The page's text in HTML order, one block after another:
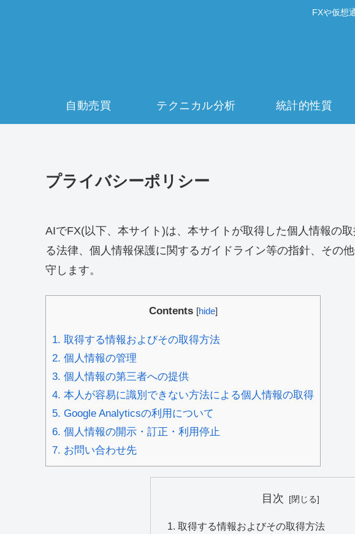
FXや仮想
自動売買 テクニカル分析 統計的性質
プライバシーポリシー
AIでFX(以下、本サイト)は、本サイトが取得した個人情報の
る法律、個人情報保護に関するガイドライン等の指針、その
守します。
Contents [hide]
1. 取得する情報およびその取得方法
2. 個人情報の管理
3. 個人情報の第三者への提供
4. 本人が容易に識別できない方法による個人情報の取得
5. Google Analyticsの利用について
6. 個人情報の開示・訂正・利用停止
7. お問い合わせ先
目次
取得する情報およびその取得方法